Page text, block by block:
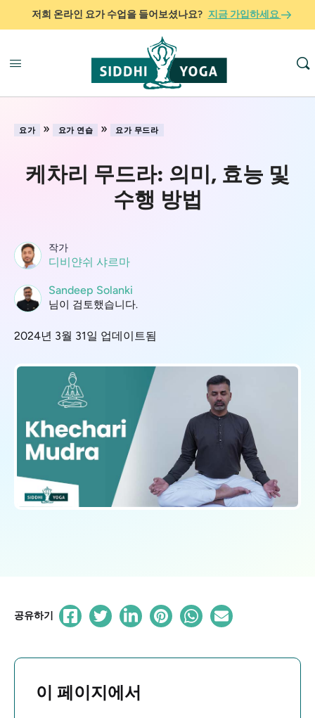
저희 온라인 요가 수업을 들어보셨나요? 지금 가입하세요
요가 » 요가 연습 » 요가 무드라
케차리 무드라: 의미, 효능 및
수행 방법
작가
디비얀쉬 샤르마
Sandeep Solanki
님이 검토했습니다.
2024년 3월 31일 업데이트됨
공유하기
이 페이지에서